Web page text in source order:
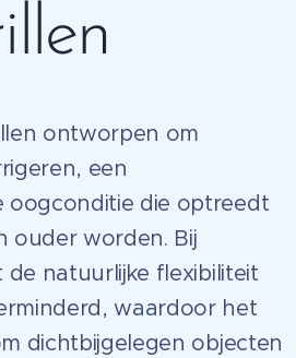
ontworpen om
een
oogconditie die optreedt
ouder worden. Bij
natuurlijke flexibiliteit
waardoor het
dichtbijgelegen objecten